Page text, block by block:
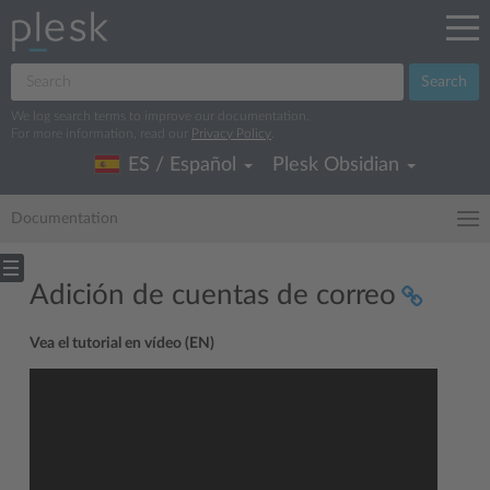
Search
We log search terms to improve our documentation.
For more information, read our
Privacy Policy
ES / Español Plesk Obsidian
Documentation
Adición de cuentas de correo
Vea el tutorial en vídeo (EN)